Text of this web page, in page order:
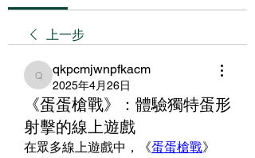
上一步
qkpcmjwnpfkacm
qkpcmjwnpfkacm
2025年4月26日
《蛋蛋槍戰》：體驗獨特蛋形
射擊的線上遊戲​
在眾多線上遊戲中，《蛋蛋槍戰》